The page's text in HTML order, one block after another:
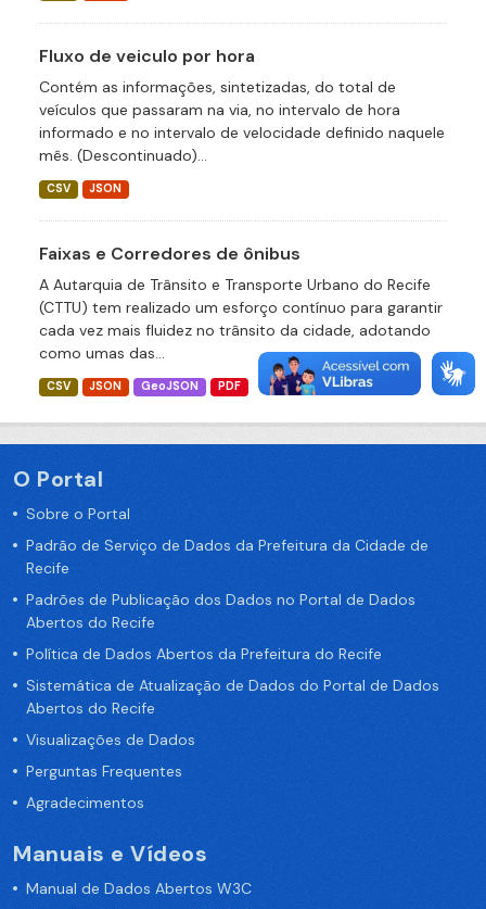
Fluxo de veiculo por hora
Contém as informações, sintetizadas, do total de
veículos que passaram na via, no intervalo de hora
informado e no intervalo de velocidade definido naquele
mês. (Descontinuado)...
CSV JSON
Faixas e Corredores de ônibus
A Autarquia de Trânsito e Transporte Urbano do Recife
(CTTU) tem realizado um esforço contínuo para garantir
cada vez mais fluidez no trânsito da cidade, adotando
como umas das...
CSV JSON GeoJSON PDF
O Portal
Sobre o Portal
Padrão de Serviço de Dados da Prefeitura da Cidade de
Recife
Padrões de Publicação dos Dados no Portal de Dados
Abertos do Recife
Política de Dados Abertos da Prefeitura do Recife
Sistemática de Atualização de Dados do Portal de Dados
Abertos do Recife
Visualizações de Dados
Perguntas Frequentes
Agradecimentos
Manuais e Vídeos
Manual de Dados Abertos W3C